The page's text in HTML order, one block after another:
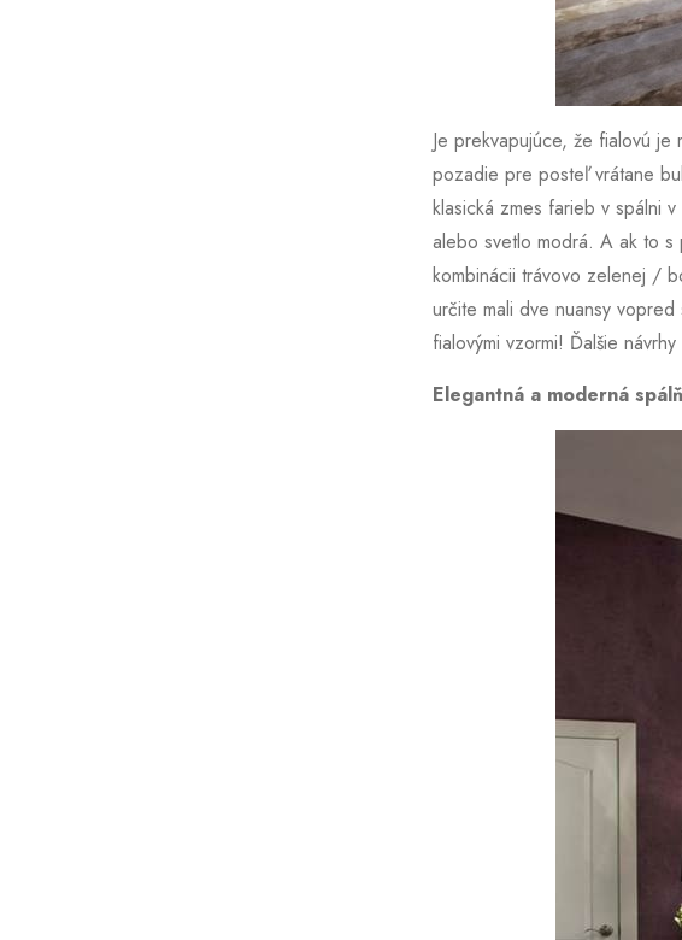
Je prekvapujúce, že fialovú
pozadie pre posteľ vrátane
klasická zmes farieb v spálni
alebo svetlo modrá. A ak to
kombinácii trávovo zelenej /
určite mali dve nuansy
fialovými vzormi! Ďalšie
Elegantná a moderná